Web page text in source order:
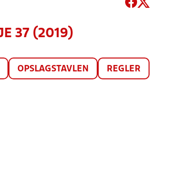
37 (2019)
OPSLAGSTAVLEN REGLER